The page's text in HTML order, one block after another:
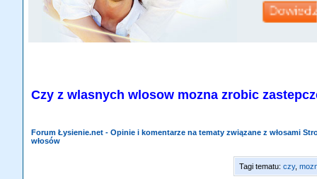
Czy z wlasnych wlosow mozna zrobic
Forum Łysienie.net - Opinie i komentarze na tematy związane z włosami
włosów
Tagi tematu: czy,